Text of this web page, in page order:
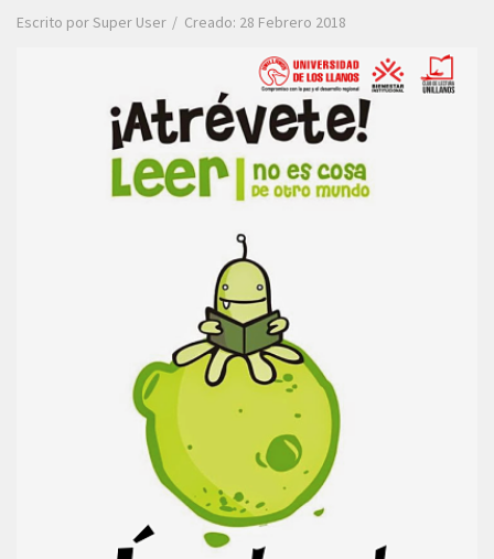
Escrito porSuper User Creado: 28 Febrero 2018